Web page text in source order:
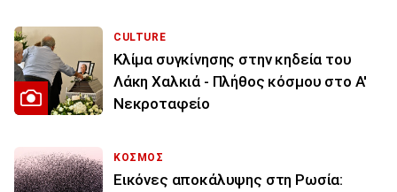
CULTURE
Κλίμα συγκίνησης στην κηδεία του
Λάκη Χαλκιά - Πλήθος κόσμου στο Α'
Νεκροταφείο
ΚΟΣΜΟΣ
Εικόνες αποκάλυψης στη Ρωσία: